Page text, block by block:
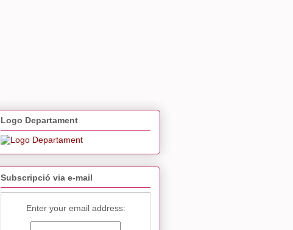
Logo Departament
Subscripció via e-mail
Enter your email address: